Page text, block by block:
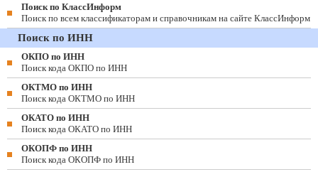
Поиск по КлассИнформ
Поиск по всем классификаторам и справочникам на сайте КлассИнформ
Поиск по ИНН
ОКПО по ИНН
Поиск кода ОКПО по ИНН
ОКТМО по ИНН
Поиск кода ОКТМО по ИНН
ОКАТО по ИНН
Поиск кода ОКАТО по ИНН
ОКОПФ по ИНН
Поиск кода ОКОПФ по ИНН